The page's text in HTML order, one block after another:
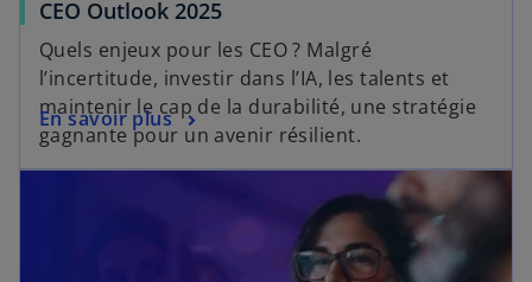
o
n
g
l
e
o
u
v
e
l
o
CEO Outlook 2025s
o
u
v
r
e
Quels enjeux pour les CEO ? Malgré
l’incertitude, investir dans l’IA, les talents et
maintenir le cap de la durabilité, une stratégie
gagnante pour un avenir résilient.
En savoir plus
s
’
o
s’ouvre dans un nouvel onglet